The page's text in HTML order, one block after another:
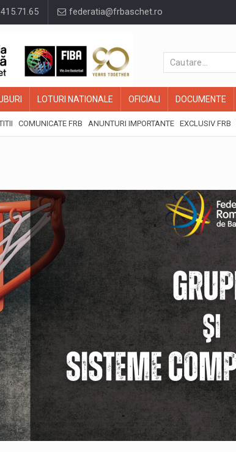
federatia@frbaschet.ro
LOTURI NATIONALE OFICIALI DOCUMENTE
COMUNICATE FRB ANUNTURI IMPORTANTE EXCLUSIV FRB